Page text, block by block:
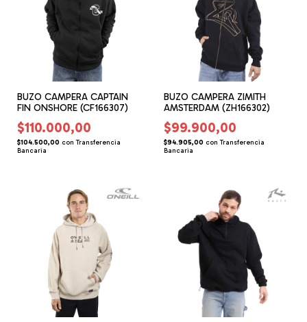
BUZO CAMPERA CAPTAIN
FIN ONSHORE (CF166307)
$110.000,00
$104.500,00 con Transferencia
Bancaria
BUZO CAMPERA ZIMITH
AMSTERDAM (ZH166302)
$99.900,00
$94.905,00 con Transferencia
Bancaria